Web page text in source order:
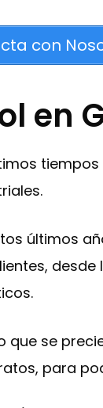
con
en
últimos
se
para